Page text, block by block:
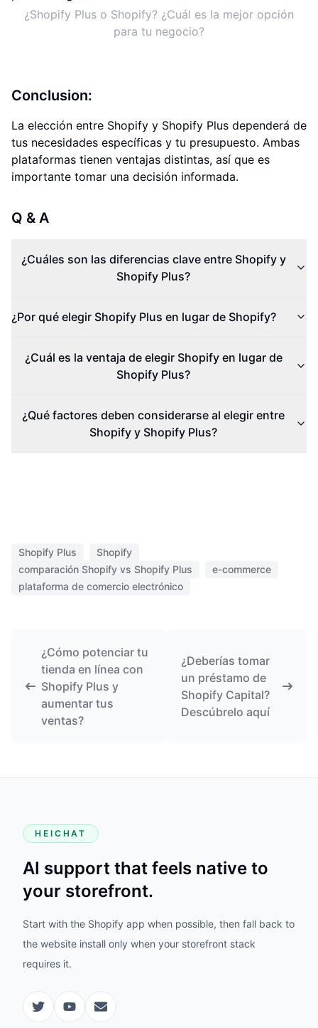
¿Shopify Plus o Shopify? ¿Cuál es la mejor opción
para tu negocio?
Conclusion:
La elección entre Shopify y Shopify Plus dependerá de
tus necesidades específicas y tu presupuesto. Ambas
plataformas tienen ventajas distintas, así que es
importante tomar una decisión informada.
Q & A
¿Cuáles son las diferencias clave entre Shopify y
Shopify Plus?
¿Por qué elegir Shopify Plus en lugar de Shopify?
¿Cuál es la ventaja de elegir Shopify en lugar de
Shopify Plus?
¿Qué factores deben considerarse al elegir entre
Shopify y Shopify Plus?
Shopify Plus
Shopify
comparación Shopify vs Shopify Plus
e-commerce
plataforma de comercio electrónico
¿Cómo potenciar tu
tienda en línea con
Shopify Plus y
aumentar tus
ventas?
¿Deberías tomar
un préstamo de
Shopify Capital?
Descúbrelo aquí
HEICHAT
AI support that feels native to
your storefront.
Start with the Shopify app when possible, then fall back to
the website install only when your storefront stack
requires it.